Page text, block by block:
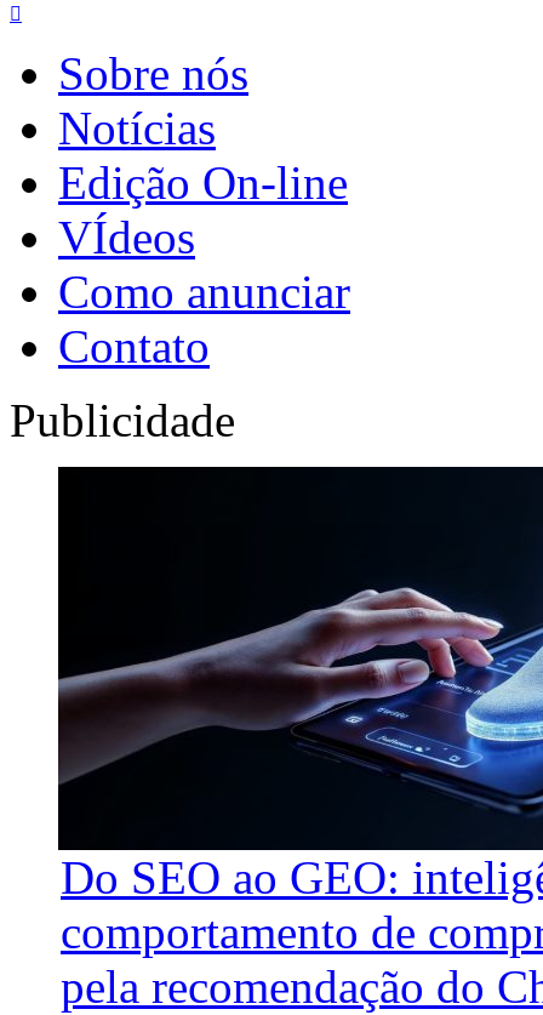

Sobre nós
Notícias
Edição On-line
VÍdeos
Como anunciar
Contato
Publicidade
Do SEO ao GEO:
comportamento de
pela recomendação do